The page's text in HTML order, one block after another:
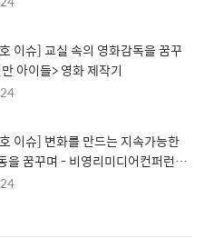
이슈] 교실 속의 영화감독을 꿈꾸
만 아이들> 영화 제작기
이슈] 변화를 만드는 지속가능한
을 꿈꾸며 - 비영리미디어컨퍼런스
공룡’ 참가 후기